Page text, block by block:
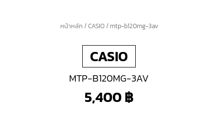
หน้าหลัก /CASIO/ mtp-b120mg-3av
CASIO
MTP-B120MG-3AV
5,400฿